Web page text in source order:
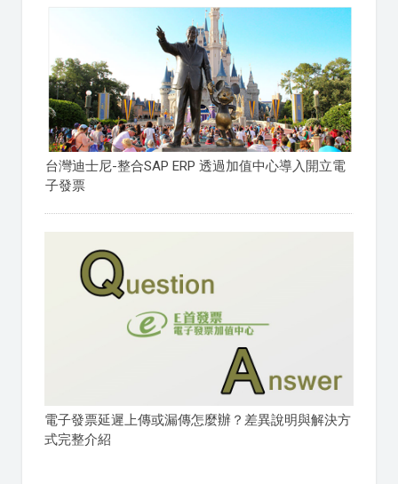
台灣迪士尼-整合SAP ERP 透過加值中心導入開立電
子發票
電子發票延遲上傳或漏傳怎麼辦？差異說明與解決方
式完整介紹